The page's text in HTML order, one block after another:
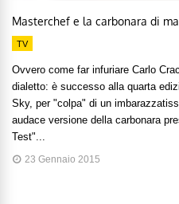
Masterchef e la carbonara di
TV
Ovvero come far infuriare Carlo
dialetto: è successo alla quarta
Sky, per "colpa" di un
audace versione della carbonara
Test"...
23 Gennaio 2015